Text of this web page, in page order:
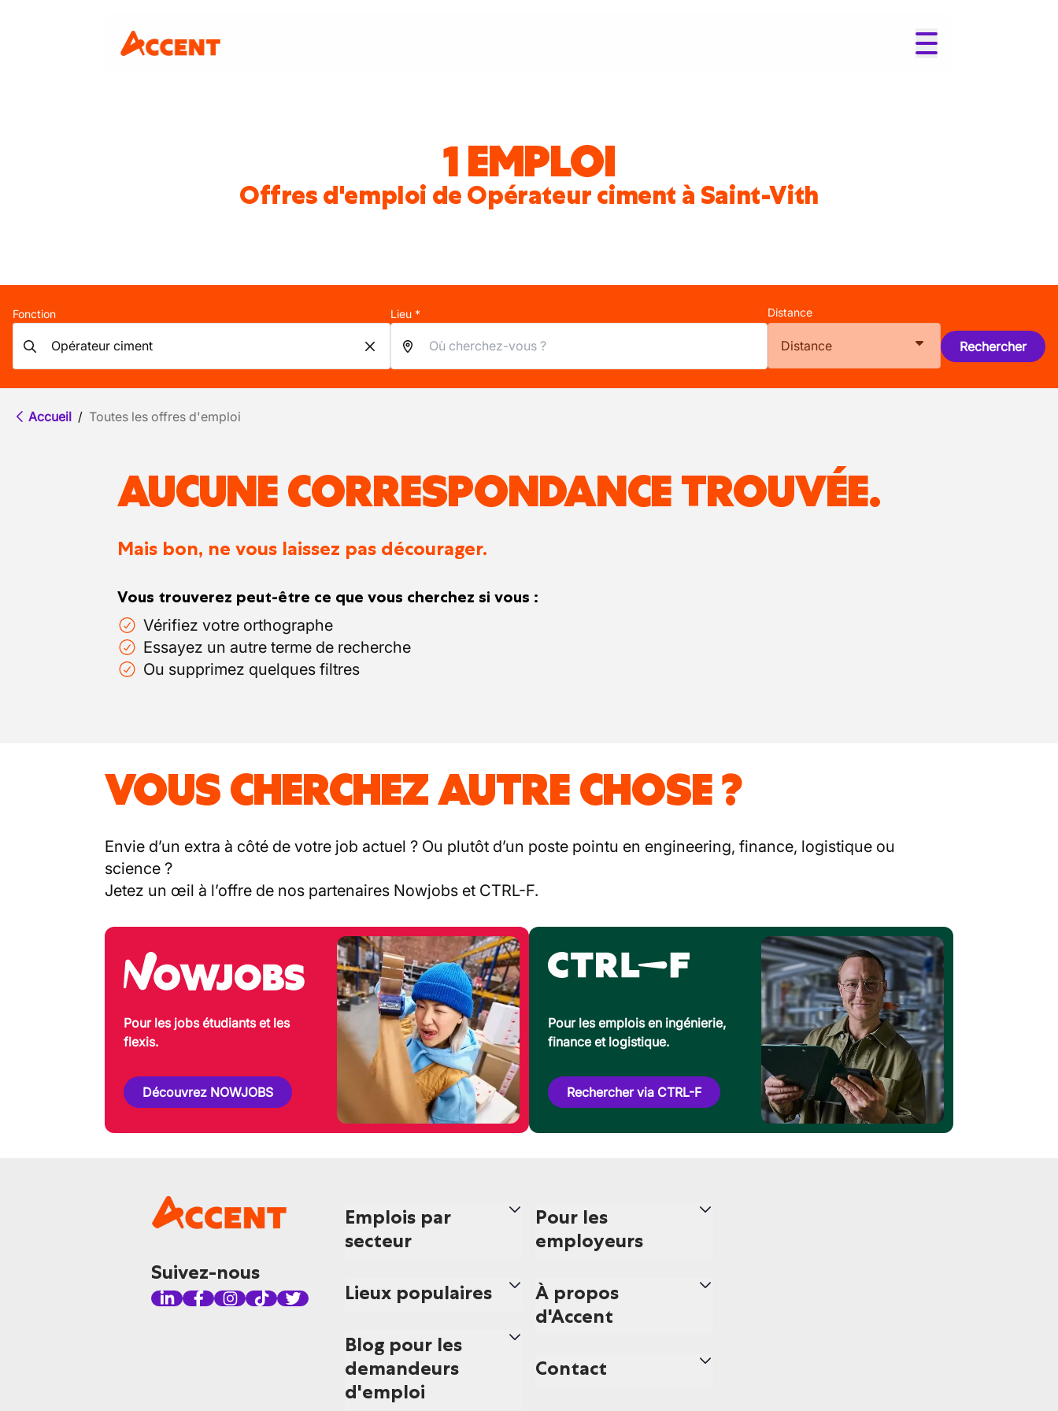
1 EMPLOI
Offres d'emploi de Opérateur ciment à Saint-Vith
Fonction Lieu * Distance
Distance Rechercher
Accueil / Toutes les offres d'emploi
AUCUNE CORRESPONDANCE TROUVÉE.
Mais bon, ne vous laissez pas décourager.
Vous trouverez peut-être ce que vous cherchez si vous :
Vérifiez votre orthographe
Essayez un autre terme de recherche
Ou supprimez quelques filtres
VOUS CHERCHEZ AUTRE CHOSE ?
Envie d’un extra à côté de votre job actuel ? Ou plutôt d’un poste pointu en engineering, finance, logistique ou
science ?
Jetez un œil à l’offre de nos partenaires Nowjobs et CTRL-F.
Pour les jobs étudiants et les
flexis.
Découvrez NOWJOBS
Pour les emplois en ingénierie,
finance et logistique.
Rechercher via CTRL-F
Suivez-nous
Emplois par
secteur
Lieux populaires
Blog pour les
demandeurs
d'emploi
Pour les
employeurs
À propos
d'Accent
Contact